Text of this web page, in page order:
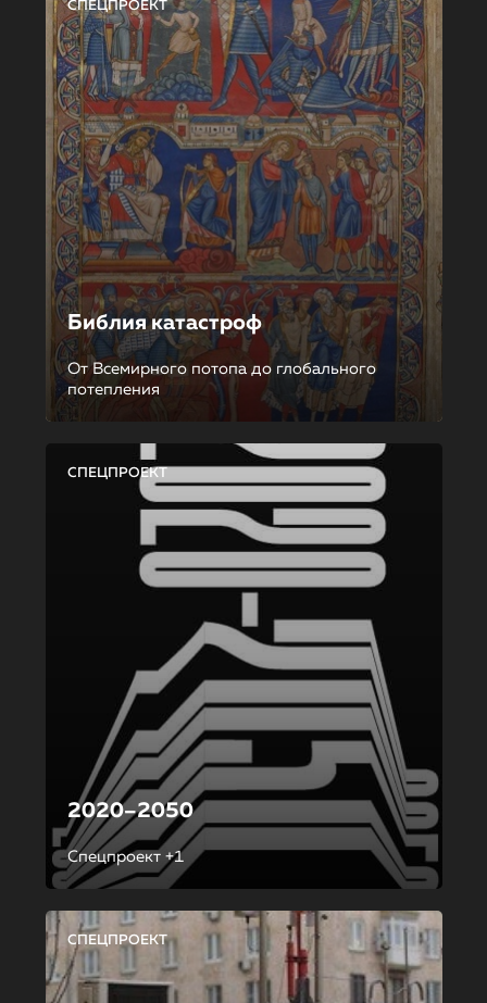
СПЕЦПРОЕКТ
Библия катастроф
От Всемирного потопа до глобального
потепления
СПЕЦПРОЕКТ
2020–2050
Спецпроект +1
СПЕЦПРОЕКТ